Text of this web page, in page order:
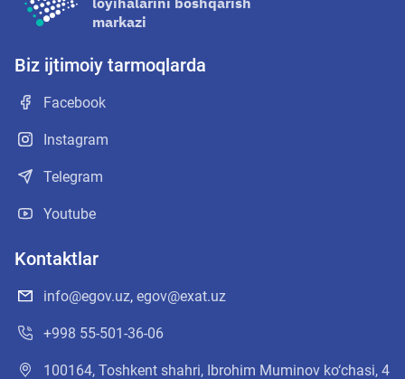
markazi
Biz ijtimoiy tarmoqlarda
Facebook
Instagram
Telegram
Youtube
Kontaktlar
info@egov.uz, egov@exat.uz
+998 55-501-36-06
100164, Toshkent shahri, Ibrohim Muminov ko‘chasi, 4